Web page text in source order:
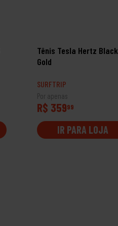
Tênis Tesla Hertz Black
Gold
SURFTRIP
Por apenas
R$ 35999
IR PARA LOJA